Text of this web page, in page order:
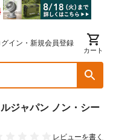
グイン・新規会員登録
カート
ジャパン ノン・シー
レビューを書く